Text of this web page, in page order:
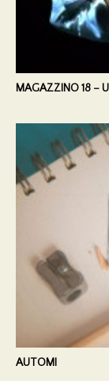
MAGAZZINO 18 –
AUTOMI